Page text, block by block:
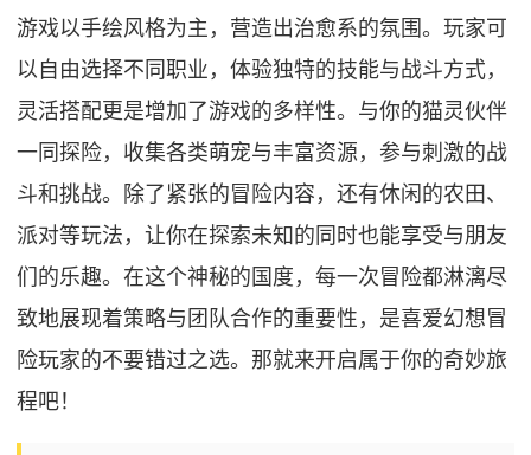
游戏以手绘风格为主，营造出治愈系的氛围。玩家可
以自由选择不同职业，体验独特的技能与战斗方式，
灵活搭配更是增加了游戏的多样性。与你的猫灵伙伴
一同探险，收集各类萌宠与丰富资源，参与刺激的战
斗和挑战。除了紧张的冒险内容，还有休闲的农田、
派对等玩法，让你在探索未知的同时也能享受与朋友
们的乐趣。在这个神秘的国度，每一次冒险都淋漓尽
致地展现着策略与团队合作的重要性，是喜爱幻想冒
险玩家的不要错过之选。那就来开启属于你的奇妙旅
程吧！